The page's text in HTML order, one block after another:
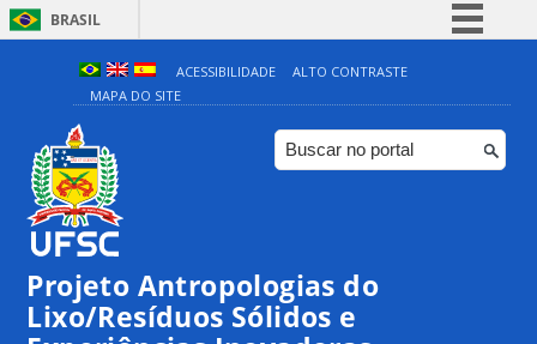
BRASIL
Simplifique!
Comunica BR
Participe
ACESSIBILIDADE
ALTO CONTRASTE
MAPA DO SITE
Projeto Antropologias do
Lixo/Resíduos Sólidos e